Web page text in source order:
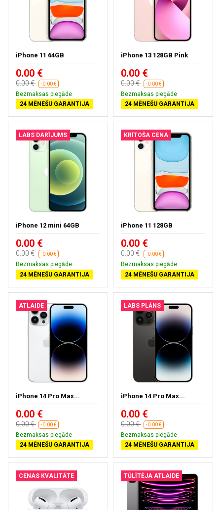
iPhone 11 64GB
0.00 €
0.00 € -0.00 €
Bezmaksas piegāde
24 MĒNEŠU GARANTIJA
iPhone 13 128GB Pink
0.00 €
0.00 € -0.00 €
Bezmaksas piegāde
24 MĒNEŠU GARANTIJA
LABS DARĪJUMS
iPhone 12 mini 64GB
0.00 €
0.00 € -0.00 €
Bezmaksas piegāde
24 MĒNEŠU GARANTIJA
KRĪTOŠA CENA
iPhone 11 128GB
0.00 €
0.00 € -0.00 €
Bezmaksas piegāde
24 MĒNEŠU GARANTIJA
ATLAIDE
iPhone 14 Pro Max...
0.00 €
0.00 € -0.00 €
Bezmaksas piegāde
24 MĒNEŠU GARANTIJA
LABS PLĀNS
iPhone 14 Pro Max...
0.00 €
0.00 € -0.00 €
Bezmaksas piegāde
24 MĒNEŠU GARANTIJA
CENAS KVALITĀTE TŪLĪTĒJA ATLAIDE